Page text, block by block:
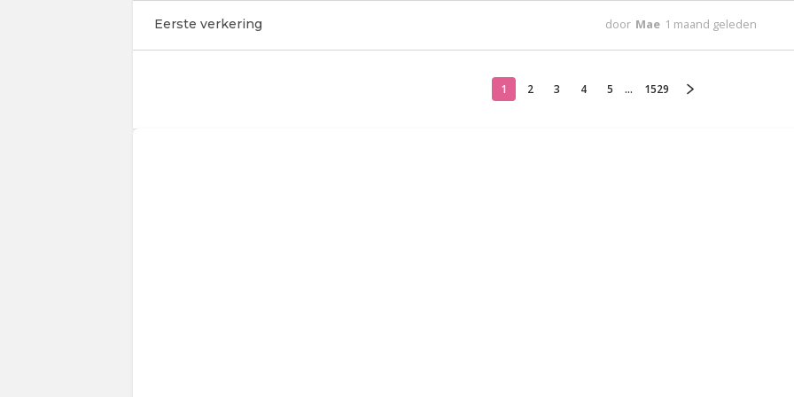
Eerste verkering door Mae 1 maand geleden
1 2 3 4 5 ... 1529